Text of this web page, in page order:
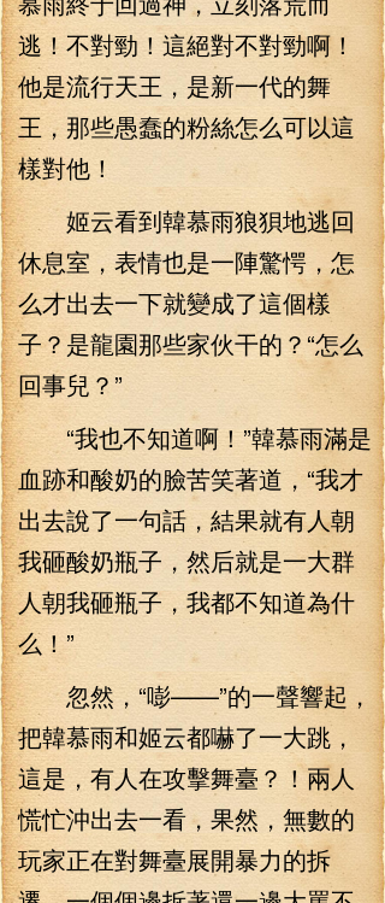
逃！不對勁！這絕對不對勁啊！
他是流行天王，是新一代的舞
王，那些愚蠢的粉絲怎么可以這
樣對他！
姬云看到韓慕雨狼狽地逃回
休息室，表情也是一陣驚愕，怎
么才出去一下就變成了這個樣
子？是龍園那些家伙干的？“怎么
回事兒？”
“我也不知道啊！”韓慕雨滿是
血跡和酸奶的臉苦笑著道，“我才
出去說了一句話，結果就有人朝
我砸酸奶瓶子，然后就是一大群
人朝我砸瓶子，我都不知道為什
么！”
忽然，“嘭——”的一聲響起，
把韓慕雨和姬云都嚇了一大跳，
這是，有人在攻擊舞臺？！兩人
慌忙沖出去一看，果然，無數的
玩家正在對舞臺展開暴力的拆